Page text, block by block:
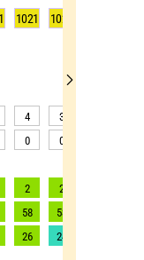
1021 1021
4 3
0 0
2 2
58 53
26 24